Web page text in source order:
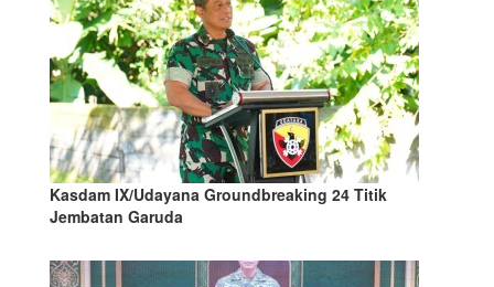
Kasdam IX/Udayana Groundbreaking 24 Titik
Jembatan Garuda